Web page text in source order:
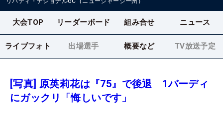
大会TOP リーダーボード 組み合せ ニュース
ライブフォト 出場選手 概要など TV放送予定
[写真] 原英莉花は『75』で後退 1バーディ
にガックリ「悔しいです」